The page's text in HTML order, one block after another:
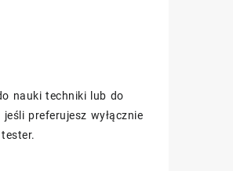
nauki techniki lub do
preferujesz wyłącznie